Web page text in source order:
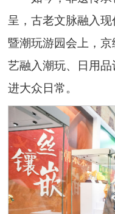
呈，古老文脉融入
暨潮玩游园会上，
艺融入潮玩、日用
进大众日常。